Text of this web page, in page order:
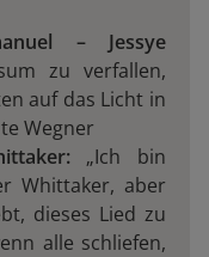
– Jessye
zu verfallen,
auf das Licht in
Wegner
„Ich bin
Whittaker, aber
dieses Lied zu
alle schliefen,